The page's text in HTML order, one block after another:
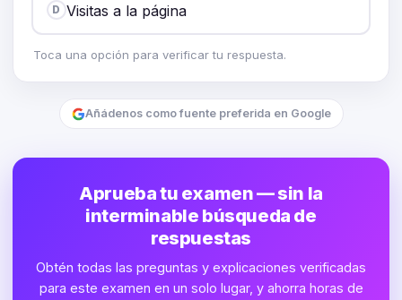
D Visitas a la página
Toca una opción para verificar tu respuesta.
Añádenos como fuente preferida en Google
Aprueba tu examen — sin la
interminable búsqueda de
respuestas
Obtén todas las preguntas y explicaciones verificadas
para este examen en un solo lugar, y ahorra horas de